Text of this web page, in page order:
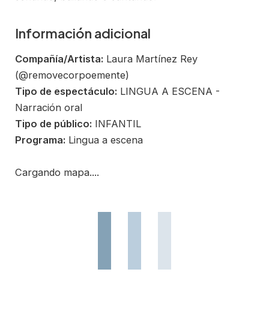
Información adicional
Compañía/Artista: Laura Martínez Rey
(@removecorpoemente)
Tipo de espectáculo: LINGUA A ESCENA -
Narración oral
Tipo de público: INFANTIL
Programa: Lingua a escena
Cargando mapa....